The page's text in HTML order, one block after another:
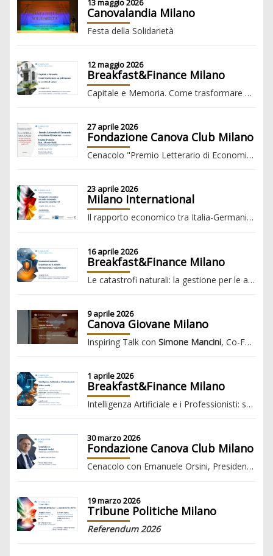
Canovalandia Milano
Festa della Solidarietà
12 maggio 2026
Breakfast&Finance Milano
Capitale e Memoria. Come trasformare un patrimonio in eredità di valore
27 aprile 2026
Fondazione Canova Club Milano
Cenacolo "Premio Letterario di Economia e Gestione d'Impresa 2026"
23 aprile 2026
Milano International
Il rapporto economico tra Italia-Germania: un asset in tempi incerti
16 aprile 2026
Breakfast&Finance Milano
Le catastrofi naturali: la gestione per le aziende tra innovazione e assicurazione
9 aprile 2026
Canova Giovane Milano
Inspiring Talk conSimone Mancini, Co-Founder & CEO di
1 aprile 2026
Breakfast&Finance Milano
Intelligenza Artificiale e i Professionisti: sfide e realtà
30 marzo 2026
Fondazione Canova Club Milano
Cenacolo con Emanuele Orsini, Presidente Confindustria
19 marzo 2026
Tribune Politiche Milano
Referendum 2026